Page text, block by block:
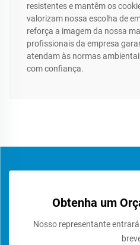
resistentes e mantêm os
valorizam nossa escolha de
reforça a imagem da nossa
profissionais da empresa
atendam às normas
com confiança.
Obtenha um
Nosso representante